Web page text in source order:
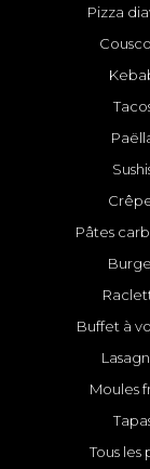
Pizza
Pâtes
Buffet à
Moules
Tous les